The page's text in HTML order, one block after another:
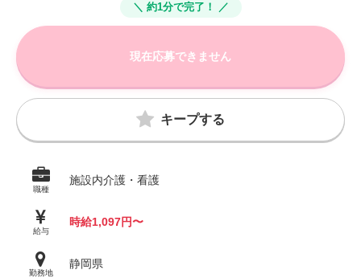
＼ 約1分で完了！ ／
現在応募できません
キープする
職種
施設内介護・看護
給与
時給1,097円〜
勤務地
静岡県